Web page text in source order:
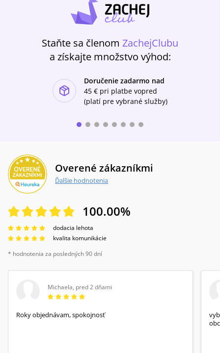
Staňte sa členom ZachejClubu
a získajte množstvo výhod:
Doručenie zadarmo nad
45 € pri platbe vopred
(platí pre vybrané služby)
Overené zákazníkmi
Ďalšie hodnotenia
100.00%
dodacia lehota
kvalita komunikácie
* hodnotenia za posledných 90 dní
Michaela, pred 2 dňami
Roky objednávam, spokojnosť